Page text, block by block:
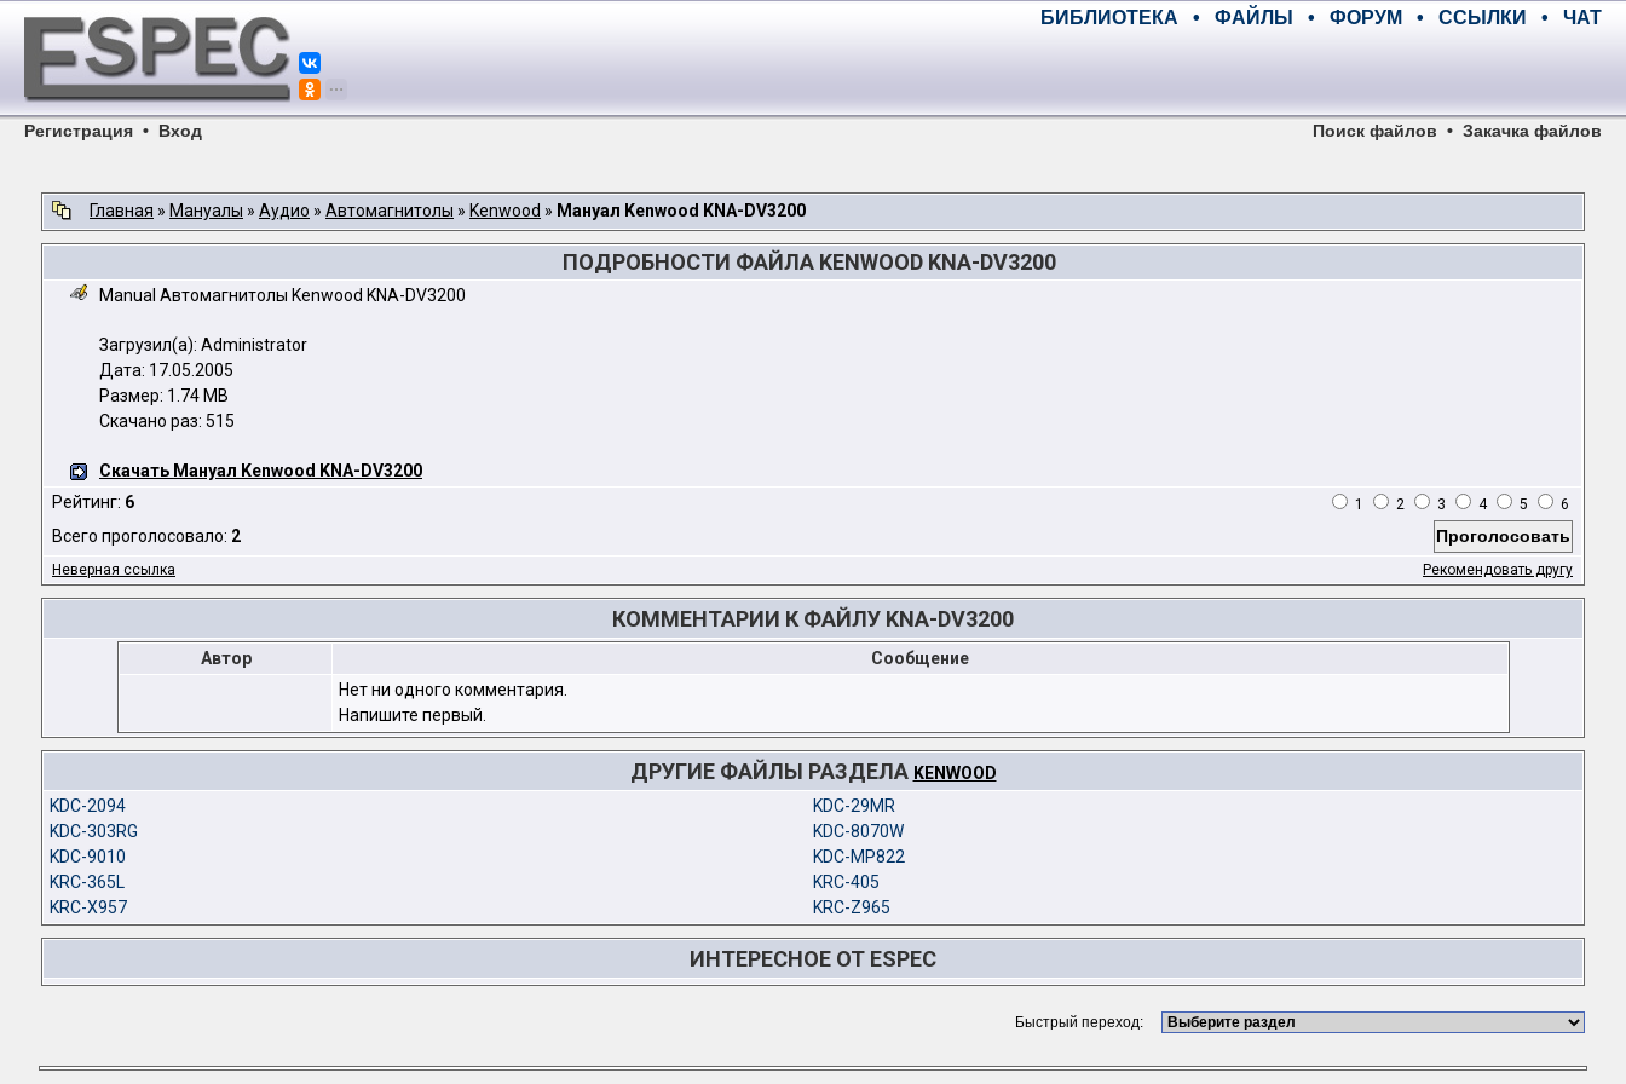
БИБЛИОТЕКА • ФАЙЛЫ • ФОРУМ • ССЫЛКИ • ЧАТ
Регистрация • Вход Поиск файлов • Закачка файлов
Главная » Мануалы » Аудио » Автомагнитолы » Kenwood » Мануал Kenwood KNA-DV3200
ПОДРОБНОСТИ ФАЙЛА KENWOOD KNA-DV3200
Manual Автомагнитолы Kenwood KNA-DV3200
Загрузил(а): Administrator
Дата: 17.05.2005
Размер: 1.74 MB
Скачано раз: 515
Скачать Мануал Kenwood KNA-DV3200
Рейтинг: 6 1 2 3 4 5 6
Всего проголосовало: 2
Неверная ссылка Рекомендовать другу
КОММЕНТАРИИ К ФАЙЛУ KNA-DV3200
Автор
Сообщение
Нет ни одного комментария.
Напишите первый.
ДРУГИЕ ФАЙЛЫ РАЗДЕЛА KENWOOD
KDC-2094
KDC-29MR
KDC-303RG
KDC-8070W
KDC-9010
KDC-MP822
KRC-365L
KRC-405
KRC-X957
KRC-Z965
ИНТЕРЕСНОЕ ОТ ESPEC
Быстрый переход: